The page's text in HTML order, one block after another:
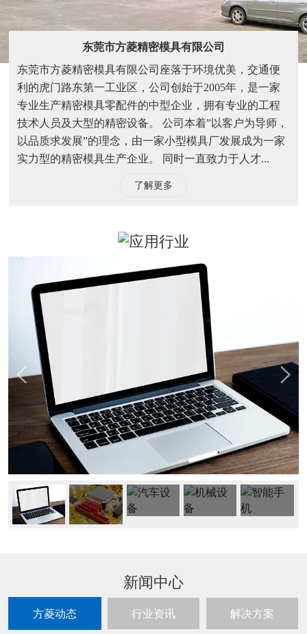
东莞市方菱精密模具有限公司
东莞市方菱精密模具有限公司座落于环境优美，交通便
利的虎门路东第一工业区，公司创始于2005年，是一家
专业生产精密模具零配件的中型企业，拥有专业的工程
技术人员及大型的精密设备。 公司本着”以客户为导师，
以品质求发展”的理念，由一家小型模具厂发展成为一家
实力型的精密模具生产企业。 同时一直致力于人才...
了解更多
新闻中心
方菱动态 行业资讯 解决方案